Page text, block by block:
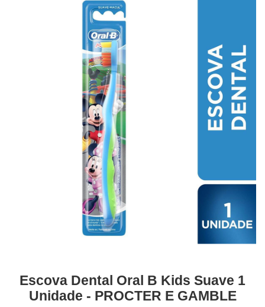
Escova Dental Oral B Kids Suave 1
Unidade - PROCTER E GAMBLE